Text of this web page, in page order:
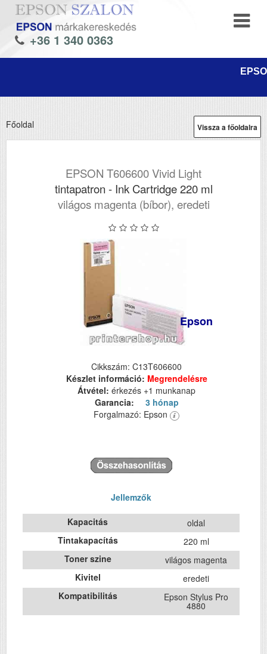
+36 1 340 0363
Vissza a főoldalra
Főoldal
EPSON T606600 Vivid Light
tintapatron - Ink Cartridge 220 ml
világos magenta (bíbor), eredeti
Epson
Cikkszám: C13T606600
Készlet információ: Megrendelésre
Átvétel: érkezés +1 munkanap
Garancia:
3 hónap
Forgalmazó: Epson
Jellemzők
Kapacitás
oldal
Tintakapacítás
220 ml
Toner szine
világos magenta
Kivitel
eredeti
Kompatibilitás
Epson Stylus Pro
4880